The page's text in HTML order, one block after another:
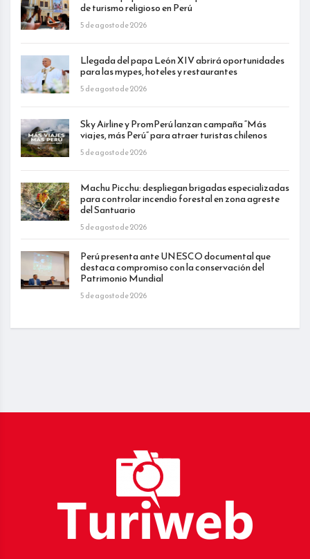
de turismo religioso en Perú
5 de agosto de 2026
Llegada del papa León XIV abrirá oportunidades
para las mypes, hoteles y restaurantes
5 de agosto de 2026
Sky Airline y PromPerú lanzan campaña “Más
viajes, más Perú” para atraer turistas chilenos
5 de agosto de 2026
Machu Picchu: despliegan brigadas especializadas
para controlar incendio forestal en zona agreste
del Santuario
5 de agosto de 2026
Perú presenta ante UNESCO documental que
destaca compromiso con la conservación del
Patrimonio Mundial
5 de agosto de 2026